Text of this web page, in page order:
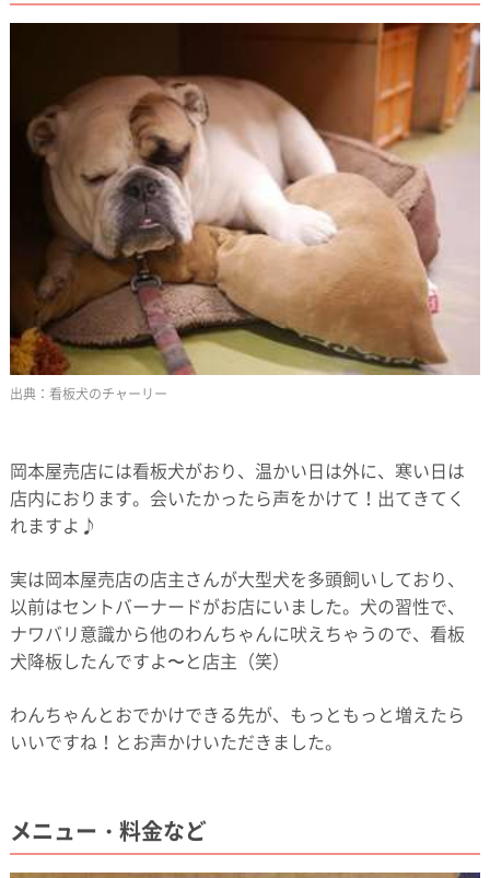
看板犬のチャーリー
岡本屋売店には看板犬がおり、温かい日は外に、寒い日は
店内におります。会いたかったら声をかけて！出てきてく
れますよ♪
実は岡本屋売店の店主さんが大型犬を多頭飼いしており、
以前はセントバーナードがお店にいました。犬の習性で、
ナワバリ意識から他のわんちゃんに吠えちゃうので、看板
犬降板したんですよ〜と店主（笑）
わんちゃんとおでかけできる先が、もっともっと増えたら
いいですね！とお声かけいただきました。
メニュー・料金など